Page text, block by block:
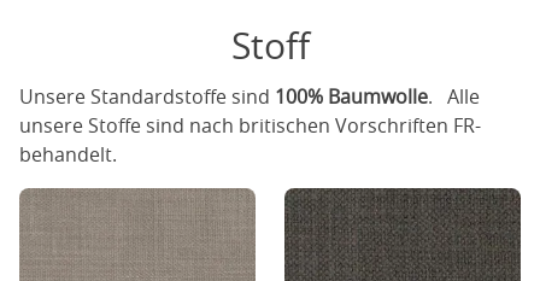
Stoff
Unsere Standardstoffe sind 100% Baumwolle. Alle
unsere Stoffe sind nach britischen Vorschriften FR-
behandelt.